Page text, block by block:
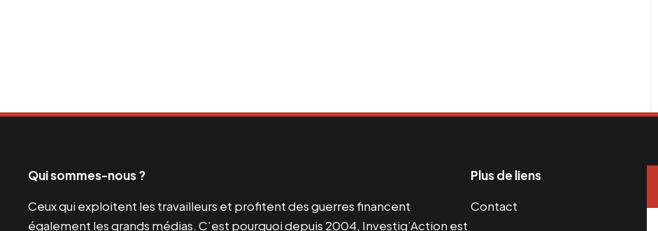
Qui sommes-nous ?
Ceux qui exploitent les travailleurs et profitent des guerres financent
également les grands médias. C’est pourquoi depuis 2004, Investig’Action est
Plus de liens
Contact